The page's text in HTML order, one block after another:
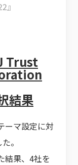
』
Trust
結果
ーマ設定に対
。
結果、4社を